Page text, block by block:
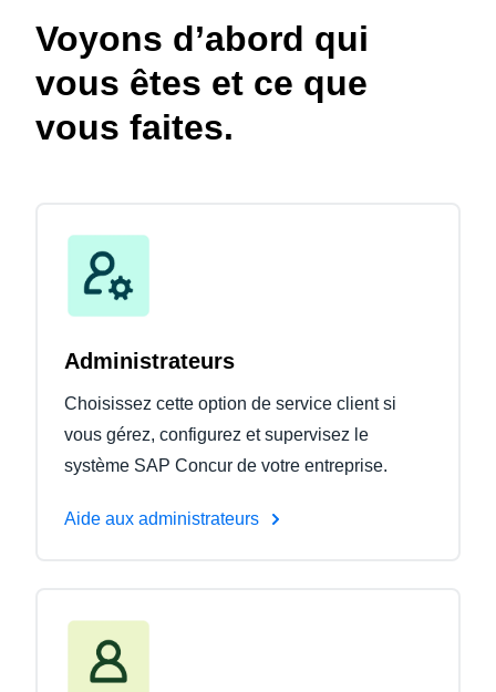
Voyons d’abord qui
vous êtes et ce que
vous faites.
Administrateurs
Choisissez cette option de service client si
vous gérez, configurez et supervisez le
système SAP Concur de votre entreprise.
Aide aux administrateurs